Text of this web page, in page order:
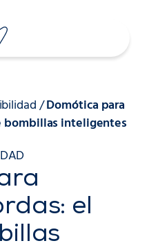
/Domótica para
bombillas inteligentes
el